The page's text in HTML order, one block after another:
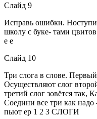
Слайд 9
Исправь ошибки.
школу с буке- тами
е е
Слайд 10
Три слога в слове.
Осуществляют слог
третий слог зовётся так,
Соедини все три как
пьют ер 1 2 3 СЛОГИ